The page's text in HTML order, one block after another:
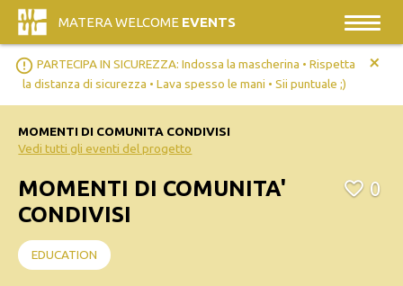
MATERA WELCOME EVENTS
error_outline PARTECIPA IN SICUREZZA: Indossa la mascherina • Rispetta
la distanza di sicurezza • Lava spesso le mani • Sii puntuale ;)
+
MOMENTI DI COMUNITA CONDIVISI
Vedi tutti gli eventi del progetto
MOMENTI DI COMUNITA'
CONDIVISI
0
EDUCATION